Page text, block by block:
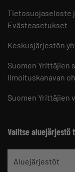
Tietosuojaseloste
Evästeasetukset
Keskusjärjestön
Suomen Yrittäjien
Ilmoituskanavan
Suomen Yrittäjien
Valitse aluejärjestö
Aluejärjestöt